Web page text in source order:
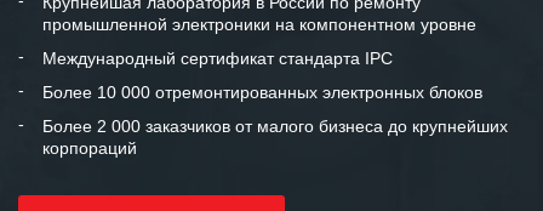
отношения и искренне желаем
«Инженерной компании «555» долгих
лет успеха и процветания.
промышленной электроники на компонентном уровне
Международный сертификат стандарта IPC
Более 10 000 отремонтированных электронных блоков
Более 2 000 заказчиков от малого бизнеса до крупнейших
корпораций